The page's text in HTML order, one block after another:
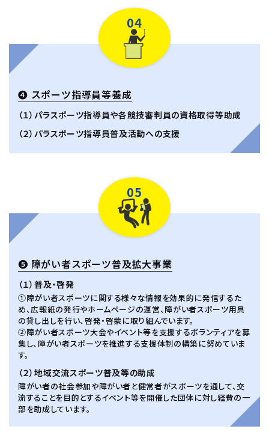
04
❹ スポーツ指導員等養成
（１）パラスポーツ指導員や各競技審判員の資格取得等助成
（２）パラスポーツ指導員普及活動への支援
05
❺ 障がい者スポーツ普及拡大事業
（１）普及・啓発
①障がい者スポーツに関する様々な情報を効果的に発信するた
め、広報紙の発行やホームページの運営、障がい者スポーツ用具
の貸し出しを行い、啓発・啓蒙に取り組んでいます。
②障がい者スポーツ大会やイベント等を支援するボランティアを募
集し、障がい者スポーツを推進する支援体制の構築に努めていま
す。
（２）地域交流スポーツ普及等の助成
障がい者の社会参加や障がい者と健常者がスポーツを通して、交
流することを目的とするイベント等を開催した団体に対し経費の一
部を助成しています。